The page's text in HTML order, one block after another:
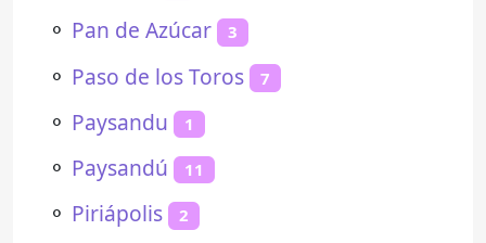
⚬ Pan de Azúcar 3
⚬ Paso de los Toros 7
⚬ Paysandu 1
⚬ Paysandú 11
⚬ Piriápolis 2